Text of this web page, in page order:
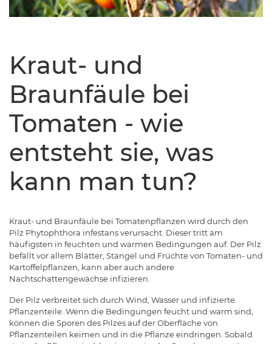
Kraut- und
Braunfäule bei
Tomaten - wie
entsteht sie, was
kann man tun?
Kraut- und Braunfäule bei Tomatenpflanzen wird durch den
Pilz Phytophthora infestans verursacht. Dieser tritt am
häufigsten in feuchten und warmen Bedingungen auf. Der Pilz
befällt vor allem Blätter, Stängel und Früchte von Tomaten- und
Kartoffelpflanzen, kann aber auch andere
Nachtschattengewächse infizieren.
Der Pilz verbreitet sich durch Wind, Wasser und infizierte
Pflanzenteile. Wenn die Bedingungen feucht und warm sind,
können die Sporen des Pilzes auf der Oberfläche von
Pflanzenteilen keimen und in die Pflanze eindringen. Sobald